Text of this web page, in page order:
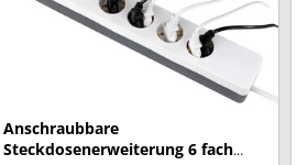
Anschraubbare
Steckdosenerweiterung 6 fach